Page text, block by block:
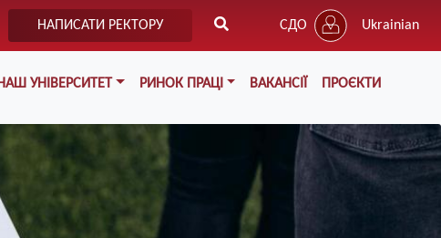
НАПИСАТИ РЕКТОРУ СДО Ukrainian
НАШ УНІВЕРСИТЕТ РИНОК ПРАЦІ ВАКАНСІЇ ПРОЄКТИ